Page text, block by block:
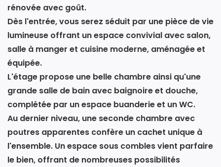
rénovée avec goût.
Dès l'entrée, vous serez séduit par une pièce de vie
lumineuse offrant un espace convivial avec salon,
salle à manger et cuisine moderne, aménagée et
équipée.
L'étage propose une belle chambre ainsi qu'une
grande salle de bain avec baignoire et douche,
complétée par un espace buanderie et un WC.
Au dernier niveau, une seconde chambre avec
poutres apparentes confère un cachet unique à
l'ensemble. Un espace sous combles vient parfaire
le bien, offrant de nombreuses possibilités